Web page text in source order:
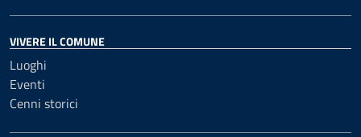
VIVERE IL COMUNE
Luoghi
Eventi
Cenni storici